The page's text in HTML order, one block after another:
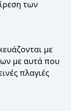
των
με
με αυτά που
πλαγιές